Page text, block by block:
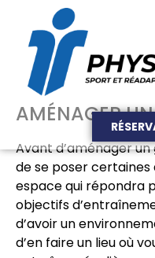
AMÉNAGER
Avant d’aménager
de se poser
espace qui répondra
objectifs
d’avoir un
d’en faire un lieu où